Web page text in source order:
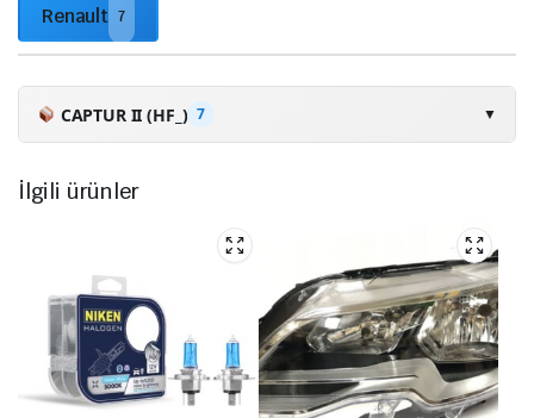
Renault 7
CAPTUR II (HF_) 7 ▼
2020-. Blue dCi 115 (HFAD) 116HP
2020-. Blue dCi 95 (HFAF) 95HP
2020-. TCe 100 (HFMT) 101HP
İlgili ürünler